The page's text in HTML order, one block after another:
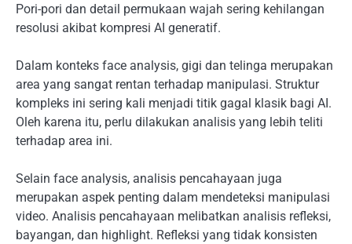
Pori-pori dan detail permukaan wajah sering kehilangan
resolusi akibat kompresi AI generatif.
Dalam konteks face analysis, gigi dan telinga merupakan
area yang sangat rentan terhadap manipulasi. Struktur
kompleks ini sering kali menjadi titik gagal klasik bagi AI.
Oleh karena itu, perlu dilakukan analisis yang lebih teliti
terhadap area ini.
Selain face analysis, analisis pencahayaan juga
merupakan aspek penting dalam mendeteksi manipulasi
video. Analisis pencahayaan melibatkan analisis refleksi,
bayangan, dan highlight. Refleksi yang tidak konsisten